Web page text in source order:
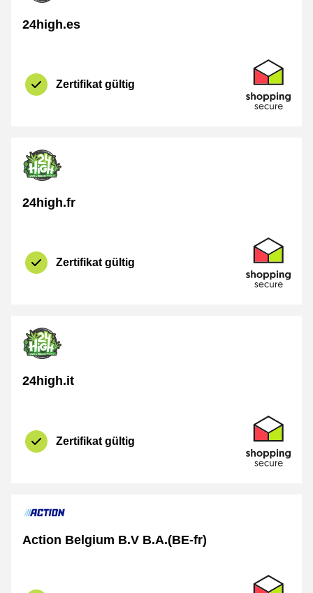
24high.es
Zertifikat gültig
Zertifikat
Shopping
24high.fr
Zertifikat gültig
Zertifikat
Shopping
24high.it
Zertifikat gültig
Zertifikat
Shopping
Action Belgium B.V B.A.(BE-fr)
Zertifikat
Shopping